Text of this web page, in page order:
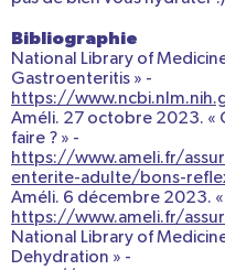
Bibliographie
National Library of
Gastroenteritis » -
https://
Améli. 27 octobre 2023. «
faire ? » -
https://www.ameli.fr/
enterite-adulte/bons-
Améli. 6 décembre 2023.
https://www.ameli.fr/
National Library of
Dehydration » -